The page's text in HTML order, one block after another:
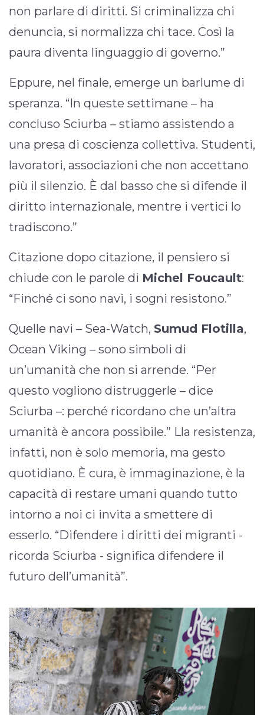
non parlare di diritti. Si criminalizza chi
denuncia, si normalizza chi tace. Così la
paura diventa linguaggio di governo.”
Eppure, nel finale, emerge un barlume di
speranza. “In queste settimane – ha
concluso Sciurba – stiamo assistendo a
una presa di coscienza collettiva. Studenti,
lavoratori, associazioni che non accettano
più il silenzio. È dal basso che si difende il
diritto internazionale, mentre i vertici lo
tradiscono.”
Citazione dopo citazione, il pensiero si
chiude con le parole di Michel Foucault:
“Finché ci sono navi, i sogni resistono.”
Quelle navi – Sea-Watch, Sumud Flotilla,
Ocean Viking – sono simboli di
un’umanità che non si arrende. “Per
questo vogliono distruggerle – dice
Sciurba –: perché ricordano che un’altra
umanità è ancora possibile.” Lla resistenza,
infatti, non è solo memoria, ma gesto
quotidiano. È cura, è immaginazione, è la
capacità di restare umani quando tutto
intorno a noi ci invita a smettere di
esserlo. “Difendere i diritti dei migranti -
ricorda Sciurba - significa difendere il
futuro dell’umanità”.